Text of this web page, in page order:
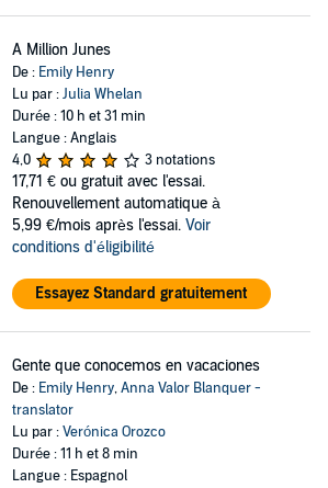
A Million Junes
De : Emily Henry
Lu par :Julia Whelan
Durée : 10 h et 31 min
Langue : Anglais
4,0
3 notations
17,71 € ou gratuit avec l'essai.
Renouvellement automatique à
5,99 €/mois après l'essai. Voir
conditions d'éligibilité
Essayez Standard gratuitement
Gente que conocemos en vacaciones
De : Emily Henry,Anna Valor Blanquer -
translator
Lu par :Verónica Orozco
Durée : 11 h et 8 min
Langue : Espagnol